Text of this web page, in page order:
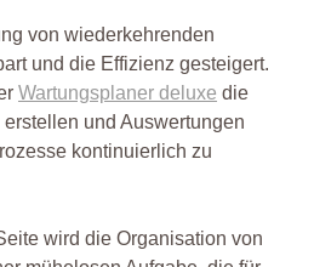
von wiederkehrenden
und die Effizienz gesteigert.
Wartungsplaner deluxe die
und Auswertungen
kontinuierlich zu
wird die Organisation von